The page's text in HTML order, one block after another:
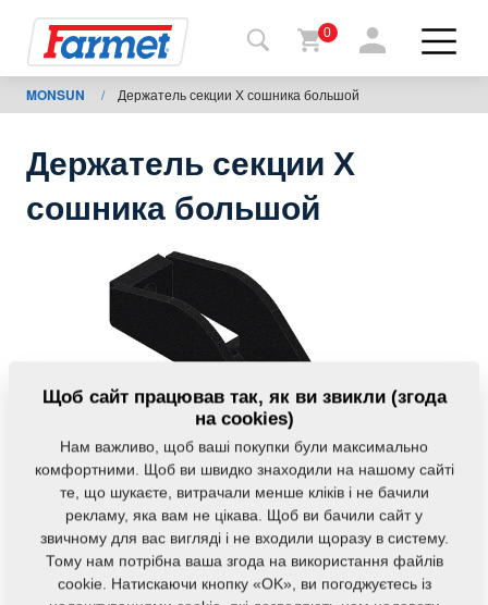
Назад
на
Магазин
Farmet
Завантаження
0
MONSUN / Держатель секции Х сошника большой
Держатель секции Х
сошника большой
Щоб сайт працював так, як ви звикли (згода
на cookies)
Нам важливо, щоб ваші покупки були максимально
комфортними. Щоб ви швидко знаходили на нашому сайті
те, що шукаєте, витрачали менше кліків і не бачили
рекламу, яка вам не цікава. Щоб ви бачили сайт у
звичному для вас вигляді і не входили щоразу в систему.
Тому нам потрібна ваша згода на використання файлів
cookie. Натискаючи кнопку «OK», ви погоджуєтесь із